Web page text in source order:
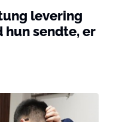
levering
sendte, er